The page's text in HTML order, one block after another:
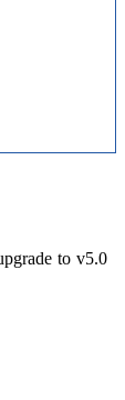
to v5.0